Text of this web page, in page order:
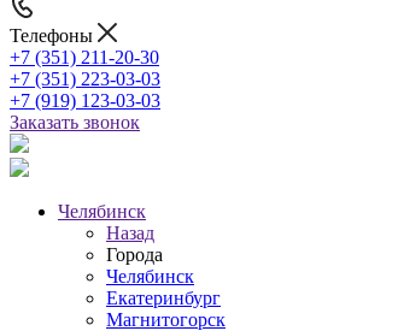
Телефоны
+7 (351) 211-20-30
+7 (351) 223-03-03
+7 (919) 123-03-03
Заказать звонок
Челябинск
Назад
Города
Челябинск
Екатеринбург
Магнитогорск